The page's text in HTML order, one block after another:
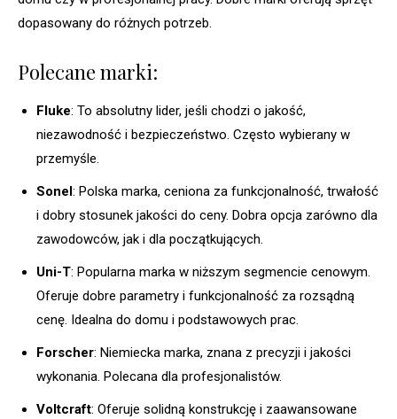
dopasowany do różnych potrzeb.
Polecane marki:
Fluke: To absolutny lider, jeśli chodzi o jakość,
niezawodność i bezpieczeństwo. Często wybierany w
przemyśle.
Sonel : Polska marka, ceniona za funkcjonalność, trwałość
i dobry stosunek jakości do ceny. Dobra opcja zarówno dla
zawodowców, jak i dla początkujących.
Uni-T: Popularna marka w niższym segmencie cenowym.
Oferuje dobre parametry i funkcjonalność za rozsądną
cenę. Idealna do domu i podstawowych prac.
Forscher: Niemiecka marka, znana z precyzji i jakości
wykonania. Polecana dla profesjonalistów.
Voltcraft: Oferuje solidną konstrukcję i zaawansowane